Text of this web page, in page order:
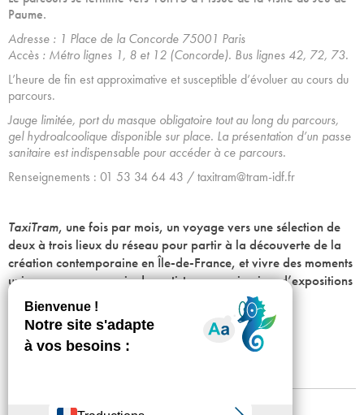
Paume.
Adresse : 1 Place de la Concorde 75001 Paris
Accès : Métro lignes 1, 8 et 12 (Concorde). Bus lignes 42, 72, 73.
L’heure de fin est approximative et susceptible d’évoluer au cours du
parcours.
Jauge limitée, port du masque obligatoire tout au long du parcours,
gel hydroalcoolique disponible sur place. La présentation d’un passe
sanitaire est indispensable pour accéder à ce parcours.
Renseignements : 01 53 34 64 43 / taxitram@tram-idf.fr
TaxiTram, une fois par mois, un voyage vers une sélection de
deux à trois lieux du réseau pour partir à la découverte de la
création contemporaine en Île-de-France, et vivre des moments
uniques, en compagnie des artistes, commissaires d’expositions
ou des équipes.
Achetez vos billets